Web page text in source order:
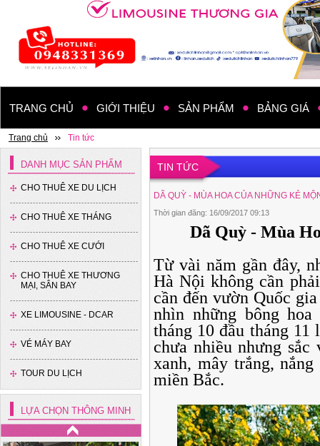
TRANG CHỦ GIỚI THIỆU SẢN PHẨM BẢNG GIÁ
Trang chủ Tin tức
DANH MỤC SẢN PHẨM
CHO THUÊ XE DU LỊCH
CHO THUÊ XE THÁNG
CHO THUÊ XE CƯỚI
CHO THUÊ XE THƯƠNG
MẠI, SÂN BAY
XE LIMOUSINE - DCAR
VÉ MÁY BAY
TOUR DU LỊCH
LỰA CHỌN THÔNG MINH
TIN TỨC
DÃ QUỲ - MÙA HOA CỦA NHỮNG KẺ
Thời gian đăng: 16/09/2017 09:13
Dã Quỳ - Mùa
Từ vài năm gần đây,
Hà Nội không cần
cần đến vườn Quốc
nhìn những bông
tháng 10 đầu tháng
chưa nhiều nhưng
xanh, mây trắng,
miền Bắc.